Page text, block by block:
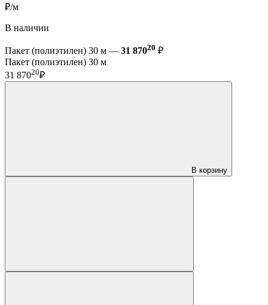
₽/м
В наличии
Пакет (полиэтилен) 30 м — 31 87020 ₽
Пакет (полиэтилен) 30 м
31 87020₽
В корзину